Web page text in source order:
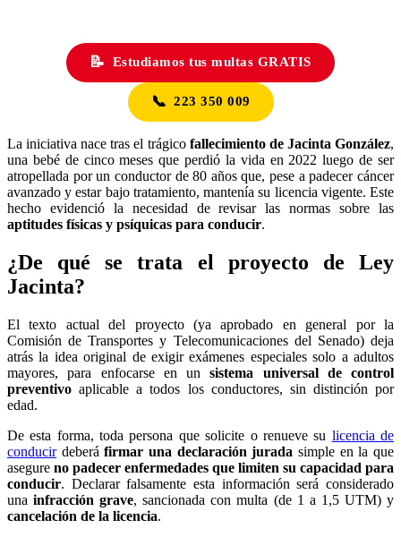
📝 Estudiamos tus multas GRATIS
📞 223 350 009
La iniciativa nace tras el trágico fallecimiento de Jacinta González,
una bebé de cinco meses que perdió la vida en 2022 luego de ser
atropellada por un conductor de 80 años que, pese a padecer cáncer
avanzado y estar bajo tratamiento, mantenía su licencia vigente. Este
hecho evidenció la necesidad de revisar las normas sobre las
aptitudes físicas y psíquicas para conducir.
¿De qué se trata el proyecto de Ley
Jacinta?
El texto actual del proyecto (ya aprobado en general por la
Comisión de Transportes y Telecomunicaciones del Senado) deja
atrás la idea original de exigir exámenes especiales solo a adultos
mayores, para enfocarse en un sistema universal de control
preventivo aplicable a todos los conductores, sin distinción por
edad.
De esta forma, toda persona que solicite o renueve su licencia de
conducirdeberáfirmar una declaración jurada simple en la que
asegure no padecer enfermedades que limiten su capacidad para
conducir. Declarar falsamente esta información será considerado
unainfracción grave, sancionada con multa (de 1 a 1,5 UTM) y
cancelación de la licencia.